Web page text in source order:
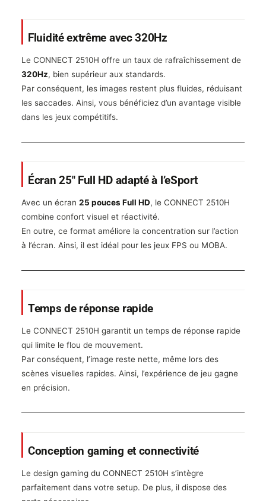
Fluidité extrême avec 320Hz
Le CONNECT 2510H offre un taux de rafraîchissement de
320Hz, bien supérieur aux standards.
Par conséquent, les images restent plus fluides, réduisant
les saccades. Ainsi, vous bénéficiez d’un avantage visible
dans les jeux compétitifs.
Écran 25″ Full HD adapté à l’eSport
Avec un écran 25 pouces Full HD, le CONNECT 2510H
combine confort visuel et réactivité.
En outre, ce format améliore la concentration sur l’action
à l’écran. Ainsi, il est idéal pour les jeux FPS ou MOBA.
Temps de réponse rapide
Le CONNECT 2510H garantit un temps de réponse rapide
qui limite le flou de mouvement.
Par conséquent, l’image reste nette, même lors des
scènes visuelles rapides. Ainsi, l’expérience de jeu gagne
en précision.
Conception gaming et connectivité
Le design gaming du CONNECT 2510H s’intègre
parfaitement dans votre setup. De plus, il dispose des